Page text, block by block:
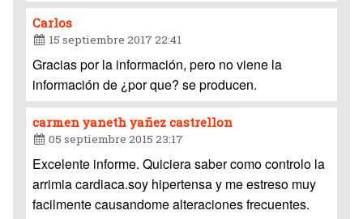
Carlos
15 septiembre 2017 22:41
Gracias por la información, pero no viene la
información de ¿por que? se producen.
carmen yaneth yañez castrellon
05 septiembre 2015 23:17
Excelente informe. Quiciera saber como controlo la
arrimia cardiaca.soy hipertensa y me estreso muy
facilmente causandome alteraciones frecuentes.